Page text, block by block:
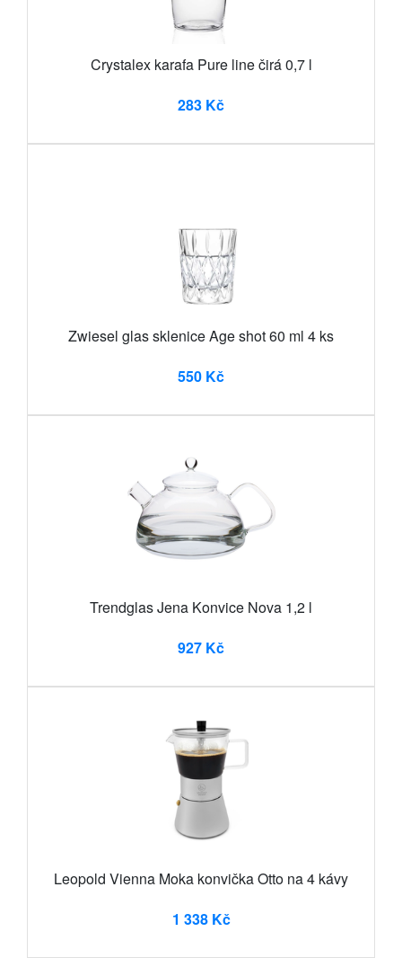
Crystalex karafa Pure line čirá 0,7 l
283 Kč
Zwiesel glas sklenice Age shot 60 ml 4 ks
550 Kč
Trendglas Jena Konvice Nova 1,2 l
927 Kč
Leopold Vienna Moka konvička Otto na 4 kávy
1 338 Kč